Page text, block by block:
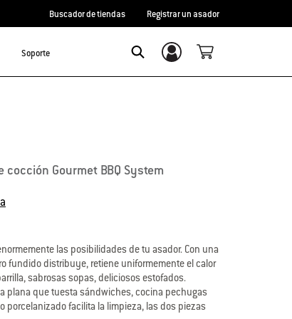
Buscador de tiendas Registrar un asador
Soporte Inicio de sesión/registro
Gourmet BBQ System
las posibilidades de tu asador. Con una
fundido distribuye, retiene uniformemente el calor
sabrosas sopas, deliciosos estofados.
plana que tuesta sándwiches, cocina pechugas
porcelanizado facilita la limpieza, las dos piezas